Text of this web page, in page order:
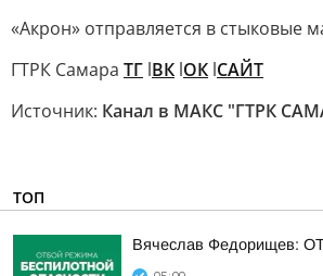
«Акрон» отправляется в стыковые
ГТРК Самара ТГ lВК lОК lСАЙТ
Источник: Канал в МАКС "ГТРК
ТОП
Вячеслав Федорищев: